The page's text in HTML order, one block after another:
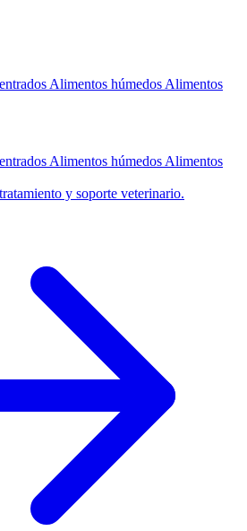
Alimentos húmedos Alimentos
Alimentos húmedos Alimentos
y soporte veterinario.